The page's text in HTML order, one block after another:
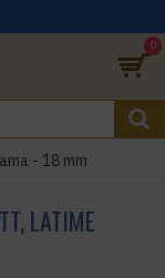
0
- 18 mm
LATIME